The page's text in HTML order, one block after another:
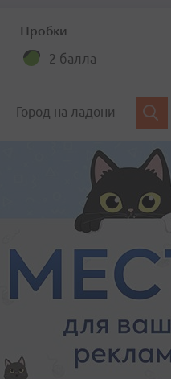
Пробки
2 балла
Город на ладони